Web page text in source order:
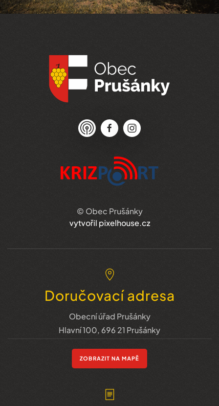
© Obec Prušánky
vytvořil pixelhouse.cz
Doručovací adresa
Obecní úřad Prušánky
Hlavní 100, 696 21 Prušánky
ZOBRAZIT NA MAPĚ